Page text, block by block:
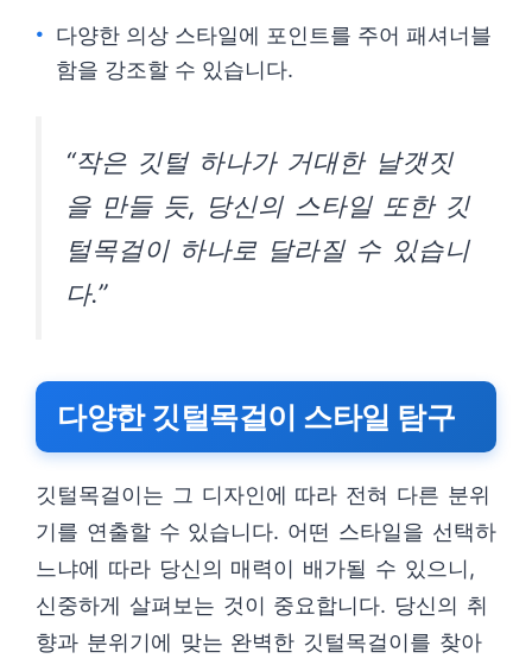
다양한 의상 스타일에 포인트를 주어 패셔너블
함을 강조할 수 있습니다.
“작은 깃털 하나가 거대한 날갯짓
을 만들 듯, 당신의 스타일 또한 깃
털목걸이 하나로 달라질 수 있습니
다.”
다양한 깃털목걸이 스타일 탐구
깃털목걸이는 그 디자인에 따라 전혀 다른 분위
기를 연출할 수 있습니다. 어떤 스타일을 선택하
느냐에 따라 당신의 매력이 배가될 수 있으니,
신중하게 살펴보는 것이 중요합니다. 당신의 취
향과 분위기에 맞는 완벽한 깃털목걸이를 찾아